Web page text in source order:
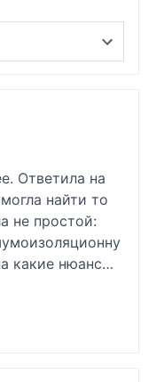
Ответила на
найти то
не простой:
какие нюансы
подсказала
будет купить в
Сразу
Очень